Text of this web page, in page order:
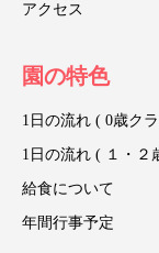
アクセス
園の特色
1日の流れ ( 0歳ク
1日の流れ ( １・２
給食について
年間行事予定